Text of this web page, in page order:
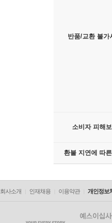
반품/교환 불가
소비자 피해
환불 지연에 따
회사소개 인재채용 이용약관 개인정보